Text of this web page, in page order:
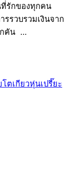
ที่รักของทุกคน
รรวบรวมเงินจาก
กคัน …